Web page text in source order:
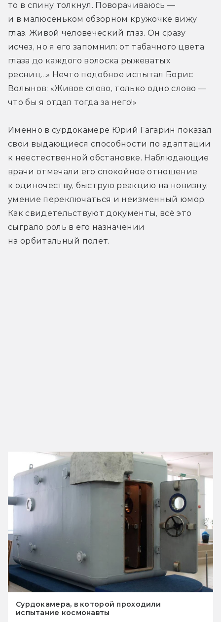
то в спину толкнул. Поворачиваюсь —
и в малюсеньком обзорном кружочке вижу
глаз. Живой человеческий глаз. Он сразу
исчез, но я его запомнил: от табачного цвета
глаза до каждого волоска рыжеватых
ресниц...» Нечто подобное испытал Борис
Волынов: «Живое слово, только одно слово —
что бы я отдал тогда за него!»
Именно в сурдокамере Юрий Гагарин показал
свои выдающиеся способности по адаптации
к неестественной обстановке. Наблюдающие
врачи отмечали его спокойное отношение
к одиночеству, быструю реакцию на новизну,
умение переключаться и неизменный юмор.
Как свидетельствуют документы, всё это
сыграло роль в его назначении
на орбитальный полёт.
Сурдокамера, в которой проходили
испытание космонавты